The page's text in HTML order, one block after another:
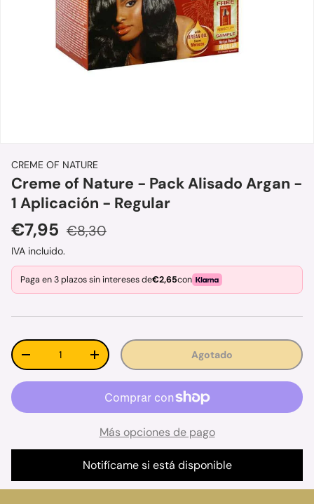
CREME OF NATURE
Creme of Nature - Pack Alisado Argan -
1 Aplicación - Regular
Precio de venta
€7,95 Precio normal
€8,30
IVA incluido.
Paga en 3 plazos sin intereses de€2,65con
Cant.
Disminuir cantidadAumentar la cantidadAgotado
Más opciones de pago
Notifícame si está disponible